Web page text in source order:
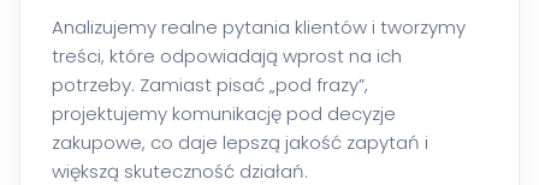
Analizujemy realne pytania klientów i tworzymy
treści, które odpowiadają wprost na ich
potrzeby. Zamiast pisać „pod frazy”,
projektujemy komunikację pod decyzje
zakupowe, co daje lepszą jakość zapytań i
większą skuteczność działań.